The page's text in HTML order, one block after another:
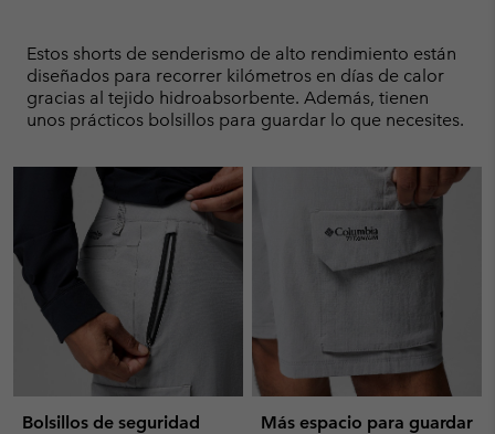
Estos shorts de senderismo de alto rendimiento están
diseñados para recorrer kilómetros en días de calor
gracias al tejido hidroabsorbente. Además, tienen
unos prácticos bolsillos para guardar lo que necesites.
Bolsillos de seguridad
Más espacio para guardar